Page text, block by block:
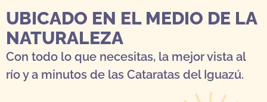
UBICADO EN EL MEDIO DE LA
NATURALEZA
Con todo lo que necesitas, la mejor vista al
río y a minutos de las Cataratas del Iguazú.